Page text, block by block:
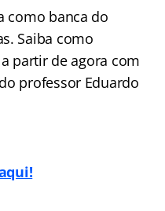
como banca do
Saiba como
partir de agora com
professor Eduardo